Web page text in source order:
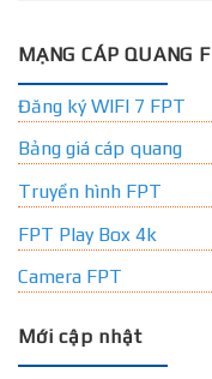
MẠNG CÁP QUANG
Đăng ký WIFI 7 FPT
Bảng giá cáp quang
Truyền hình FPT
FPT Play Box 4k
Camera FPT
Mới cập nhật